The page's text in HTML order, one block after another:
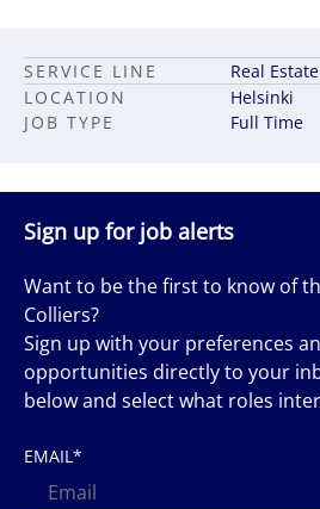
JOB TYPE Full Time
SERVICE LINE
Real
LOCATION
Helsinki
Sign up for job alerts
Want to be the first to know of
Colliers?
Sign up with your preferences
opportunities directly to your
below and select what roles
EMAIL*